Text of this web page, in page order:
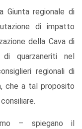
Giunta regionale di
di impatto
della Cava di
quarzaneriti nel
regionali di
che a tal proposito
– spiegano il